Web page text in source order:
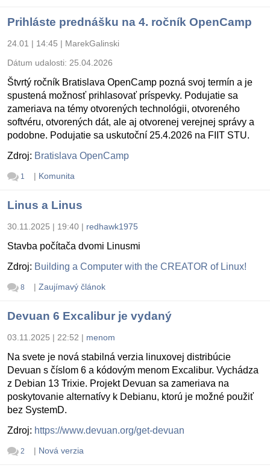
Prihláste prednášku na 4. ročník OpenCamp
24.01 | 14:45 | MarekGalinski
Dátum udalosti: 25.04.2026
Štvrtý ročník Bratislava OpenCamp pozná svoj termín a je
spustená možnosť prihlasovať príspevky. Podujatie sa
zameriava na témy otvorených technológii, otvoreného
softvéru, otvorených dát, ale aj otvorenej verejnej správy a
podobne. Podujatie sa uskutoční 25.4.2026 na FIIT STU.
Zdroj: Bratislava OpenCamp
1 | Komunita
Linus a Linus
30.11.2025 | 19:40 | redhawk1975
Stavba počítača dvomi Linusmi
Zdroj: Building a Computer with the CREATOR of Linux!
8 | Zaujímavý článok
Devuan 6 Excalibur je vydaný
03.11.2025 | 22:52 | menom
Na svete je nová stabilná verzia linuxovej distribúcie
Devuan s číslom 6 a kódovým menom Excalibur. Vychádza
z Debian 13 Trixie. Projekt Devuan sa zameriava na
poskytovanie alternatívy k Debianu, ktorú je možné použiť
bez SystemD.
Zdroj: https://www.devuan.org/get-devuan
2 | Nová verzia